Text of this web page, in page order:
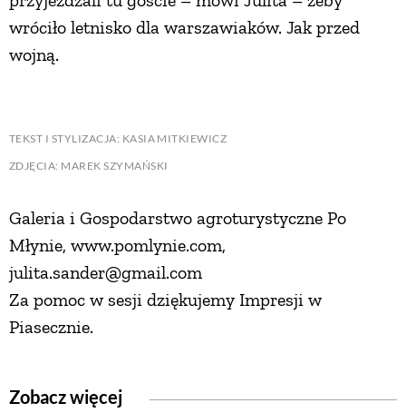
wróciło letnisko dla warszawiaków. Jak przed
wojną.
TEKST I STYLIZACJA: KASIA MITKIEWICZ
ZDJĘCIA: MAREK SZYMAŃSKI
Galeria i Gospodarstwo agroturystyczne Po
Młynie, www.pomlynie.com,
julita.sander@gmail.com
Za pomoc w sesji dziękujemy Impresji w
Piasecznie.
Zobacz więcej